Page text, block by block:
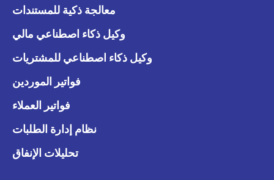
معالجة ذكية للمستندات
وكيل ذكاء اصطناعي مالي
وكيل ذكاء اصطناعي للمشتريات
فواتير الموردين
فواتير العملاء
نظام إدارة الطلبات
تحليلات الإنفاق